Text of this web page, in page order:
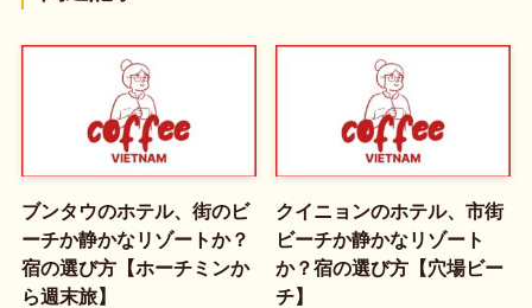
ブンタウのホテル、街のビ
ーチか静かなリゾートか？
宿の選び方【ホーチミンか
ら週末旅】
クイニョンのホテル、市街
ビーチか静かなリゾート
か？宿の選び方【穴場ビー
チ】